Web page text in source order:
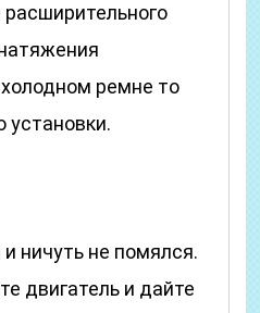
ремне то
установки.
ничуть не помялся.
двигатель и дайте